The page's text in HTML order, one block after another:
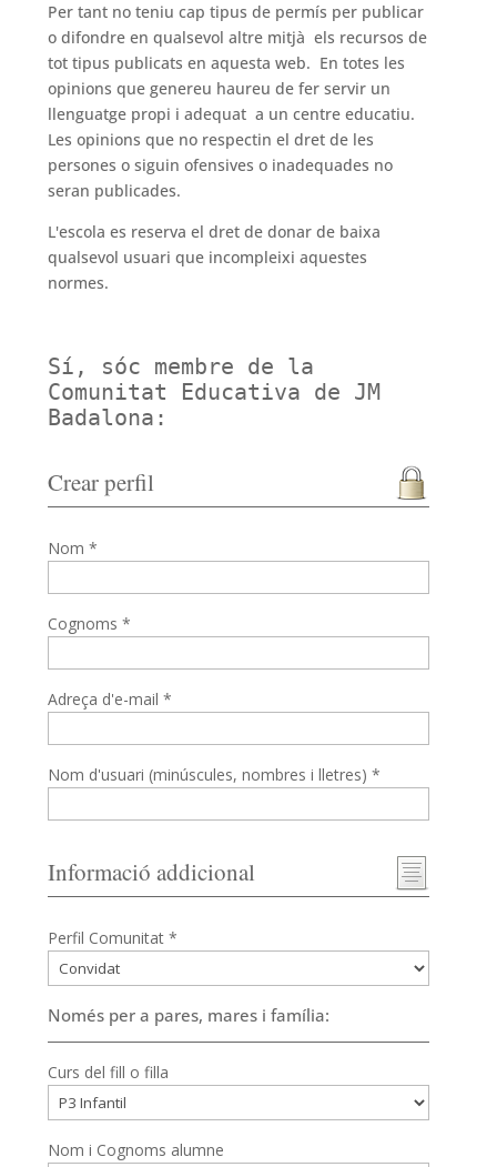
Per tant no teniu cap tipus de permís per publicar
o difondre en qualsevol altre mitjà els recursos de
tot tipus publicats en aquesta web. En totes les
opinions que genereu haureu de fer servir un
llenguatge propi i adequat a un centre educatiu.
Les opinions que no respectin el dret de les
persones o siguin ofensives o inadequades no
seran publicades.
L'escola es reserva el dret de donar de baixa
qualsevol usuari que incompleixi aquestes
normes.
Sí, sóc membre de la
Comunitat Educativa de JM
Badalona:
Crear perfil
Nom *
Cognoms *
Adreça d'e-mail *
Nom d'usuari (minúscules, nombres i lletres) *
Informació addicional
Perfil Comunitat *
Només per a pares, mares i família:
Curs del fill o filla
Nom i Cognoms alumne